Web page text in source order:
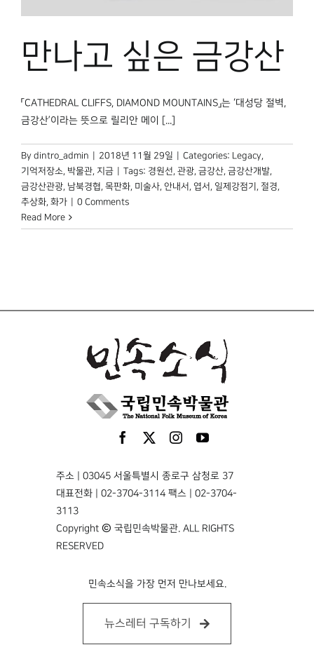
만나고 싶은 금강산
「CATHEDRAL CLIFFS, DIAMOND MOUNTAINS」는 ‘대성당 절벽,
금강산’이라는 뜻으로 릴리안 메이 [...]
By dintro_admin 2018년 11월 29일 Categories: Legacy,
기억저장소, 박물관, 지금 Tags: 경원선, 관광, 금강산, 금강산개발,
금강산관광, 남북경협, 목판화, 미술사, 안내서 , 엽서 , 일제강점기 , 절경,
추상화, 화가
0 Comments
Read More
주소 | 03045 서울특별시 종로구 삼청로 37
대표전화 | 02-3704-3114 팩스 | 02-3704-
3113
Copyright © 국립민속박물관. ALL RIGHTS
RESERVED
민속소식을 가장 먼저 만나보세요.
뉴스레터 구독하기